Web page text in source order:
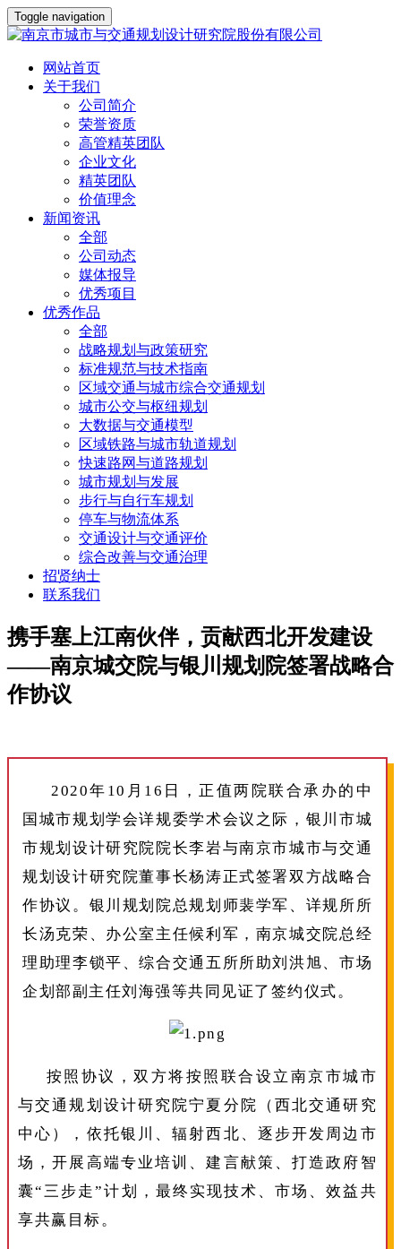
Toggle navigation
网站首页
关于我们
公司简介
荣誉资质
高管精英团队
企业文化
精英团队
价值理念
新闻资讯
全部
公司动态
媒体报导
优秀项目
优秀作品
全部
战略规划与政策研究
标准规范与技术指南
区域交通与城市综合交通规划
城市公交与枢纽规划
大数据与交通模型
区域铁路与城市轨道规划
快速路网与道路规划
城市规划与发展
步行与自行车规划
停车与物流体系
交通设计与交通评价
综合改善与交通治理
招贤纳士
联系我们
携手塞上江南伙伴，贡献西北开发建设
——南京城交院与银川规划院签署战略合
作协议
2020年10月16日，正值两院联合承办的中
国城市规划学会详规委学术会议之际，银川市城
市规划设计研究院院长李岩与南京市城市与交通
规划设计研究院董事长杨涛正式签署双方战略合
作协议。银川规划院总规划师裴学军、详规所所
长汤克荣、办公室主任候利军，南京城交院总经
理助理李锁平、综合交通五所所助刘洪旭、市场
企划部副主任刘海强等共同见证了签约仪式。
按照协议，双方将按照联合设立南京市城市
与交通规划设计研究院宁夏分院（西北交通研究
中心），依托银川、辐射西北、逐步开发周边市
场，开展高端专业培训、建言献策、打造政府智
囊“三步走”计划，最终实现技术、市场、效益共
享共赢目标。